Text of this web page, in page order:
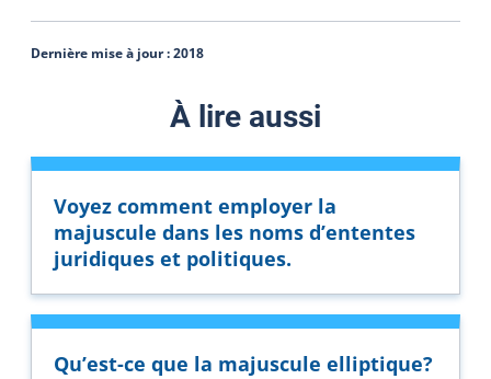
Dernière mise à jour :2018
À lire aussi
Voyez comment employer la
majuscule dans les noms d’ententes
juridiques et politiques.
Qu’est-ce que la majuscule elliptique?